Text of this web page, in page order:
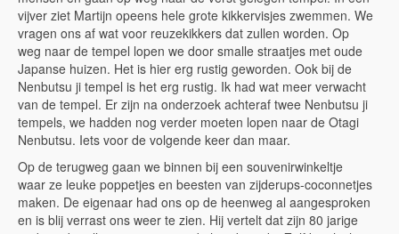
vijver ziet Martijn opeens hele grote kikkervisjes zwemmen. We
vragen ons af wat voor reuzekikkers dat zullen worden. Op
weg naar de tempel lopen we door smalle straatjes met oude
Japanse huizen. Het is hier erg rustig geworden. Ook bij de
Nenbutsu ji tempel is het erg rustig. Ik had wat meer verwacht
van de tempel. Er zijn na onderzoek achteraf twee Nenbutsu ji
tempels, we hadden nog verder moeten lopen naar de Otagi
Nenbutsu. Iets voor de volgende keer dan maar.
Op de terugweg gaan we binnen bij een souvenirwinkeltje
waar ze leuke poppetjes en beesten van zijderups-coconnetjes
maken. De eigenaar had ons op de heenweg al aangesproken
en is blij verrast ons weer te zien. Hij vertelt dat zijn 80 jarige